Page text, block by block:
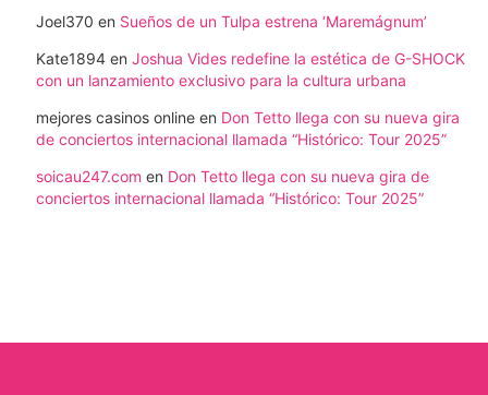
Joel370 en Sueños de un Tulpa estrena ‘Maremágnum’
Kate1894 en Joshua Vides redefine la estética de G-SHOCK
con un lanzamiento exclusivo para la cultura urbana
mejores casinos online en Don Tetto llega con su nueva gira
de conciertos internacional llamada “Histórico: Tour 2025”
soicau247.com en Don Tetto llega con su nueva gira de
conciertos internacional llamada “Histórico: Tour 2025”